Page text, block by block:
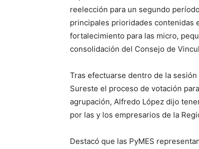
reelección para un segundo
principales prioridades contenidas
fortalecimiento para las micro,
consolidación del Consejo de
Tras efectuarse dentro de la
Sureste el proceso de votación
agrupación, Alfredo López dijo
por las y los empresarios de la
Destacó que las PyMES